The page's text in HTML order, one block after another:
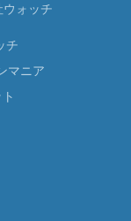
ォッチ
チ
マニア